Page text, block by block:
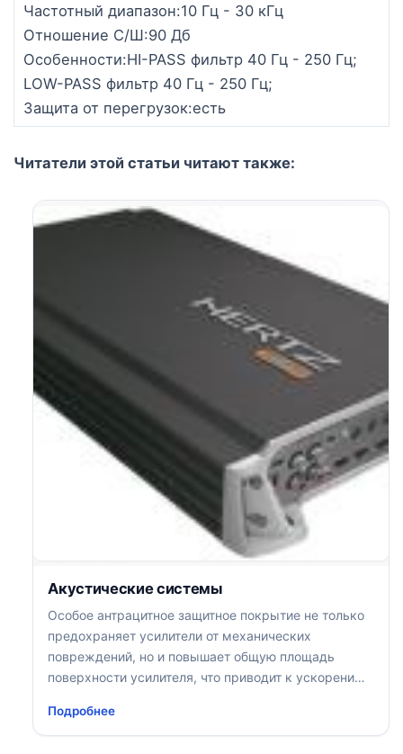
Частотный диапазон:10 Гц - 30 кГц
Отношение С/Ш:90 Дб
Особенности:HI-PASS фильтр 40 Гц - 250 Гц;
LOW-PASS фильтр 40 Гц - 250 Гц;
Защита от перегрузок:есть
Читатели этой статьи читают также:
Акустические системы
Особое антрацитное защитное покрытие не только
предохраняет усилители от механических
повреждений, но и повышает общую площадь
поверхности усилителя, что приводит к ускорению
Подробнее